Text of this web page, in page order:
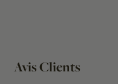
Avis Clients